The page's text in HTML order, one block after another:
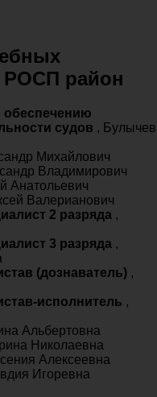
РОСП район
судов , Булычев
Михайлович
Владимирович
Анатольевич
Валерианович
2 разряда ,
3 разряда ,
(дознаватель) ,
исполнитель ,
Альбертовна
Николаевна
Алексеевна
Игоревна